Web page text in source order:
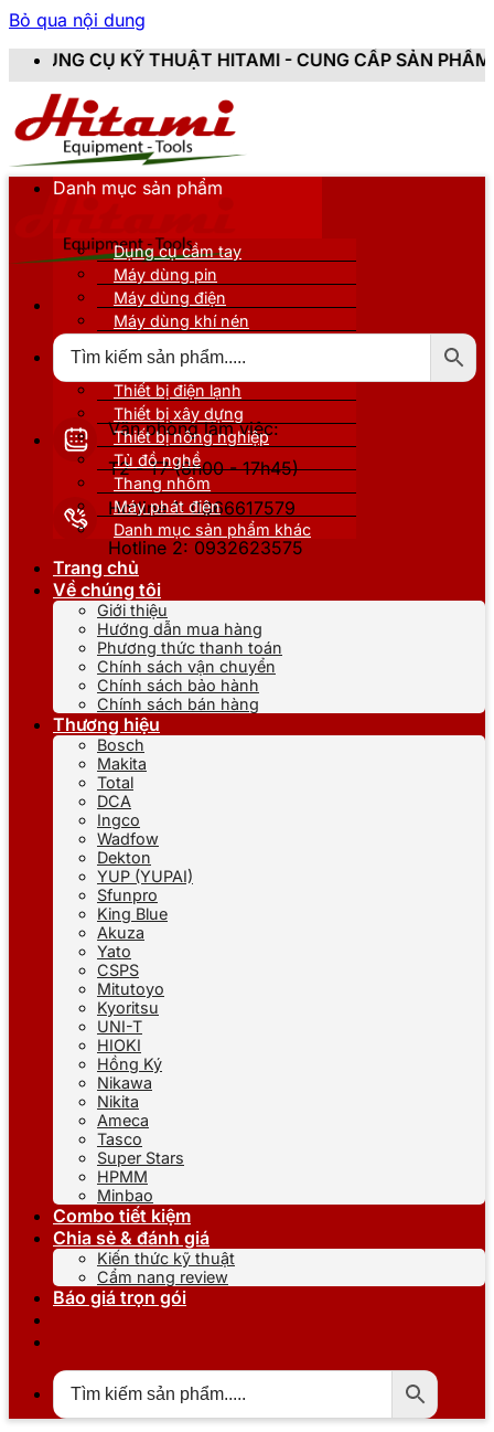
Bỏ qua nội dung
HITAMI - CUNG CẤP SẢN PHẨM CHÍNH HÃNG,
Văn phòng làm việc:
T2 - T7 (8h00 - 17h45)
Hotline 1: 0866617579
Hotline 2: 0932623575
Danh mục sản phẩm
Dụng cụ cầm tay
Máy dùng pin
Máy dùng điện
Máy dùng khí nén
Thiết bị nâng đỡ
Thiết bị điện lạnh
Thiết bị xây dựng
Thiết bị nông nghiệp
Tủ đồ nghề
Thang nhôm
Máy phát điện
Danh mục sản phẩm khác
Trang chủ
Về chúng tôi
Giới thiệu
Hướng dẫn mua hàng
Phương thức thanh toán
Chính sách vận chuyển
Chính sách bảo hành
Chính sách bán hàng
Thương hiệu
Bosch
Makita
Total
DCA
Ingco
Wadfow
Dekton
YUP (YUPAI)
Sfunpro
King Blue
Akuza
Yato
CSPS
Mitutoyo
Kyoritsu
UNI-T
HIOKI
Hồng Ký
Nikawa
Nikita
Ameca
Tasco
Super Stars
HPMM
Minbao
Combo tiết kiệm
Chia sẻ & đánh giá
Kiến thức kỹ thuật
Cẩm nang review
Báo giá trọn gói